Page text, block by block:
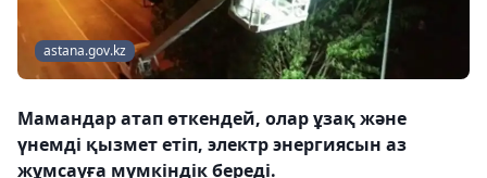
astana.gov.kz
Мамандар атап өткендей, олар ұзақ және
үнемді қызмет етіп, электр энергиясын аз
жұмсауға мүмкіндік береді.